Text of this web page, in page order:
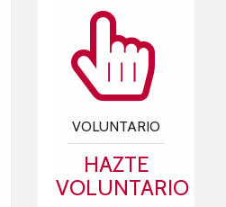
VOLUNTARIO
HAZTE
VOLUNTARIO